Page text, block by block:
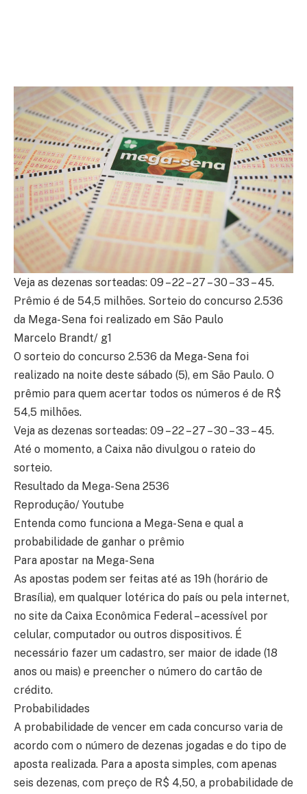
Veja as dezenas sorteadas: 09 – 22 – 27 – 30 – 33 – 45.
Prêmio é de 54,5 milhões. Sorteio do concurso 2.536
da Mega-Sena foi realizado em São Paulo
Marcelo Brandt/ g1
O sorteio do concurso 2.536 da Mega-Sena foi
realizado na noite deste sábado (5), em São Paulo. O
prêmio para quem acertar todos os números é de R$
54,5 milhões.
Veja as dezenas sorteadas: 09 – 22 – 27 – 30 – 33 – 45.
Até o momento, a Caixa não divulgou o rateio do
sorteio.
Resultado da Mega-Sena 2536
Reprodução/ Youtube
Entenda como funciona a Mega-Sena e qual a
probabilidade de ganhar o prêmio
Para apostar na Mega-Sena
As apostas podem ser feitas até as 19h (horário de
Brasília), em qualquer lotérica do país ou pela internet,
no site da Caixa Econômica Federal – acessível por
celular, computador ou outros dispositivos. É
necessário fazer um cadastro, ser maior de idade (18
anos ou mais) e preencher o número do cartão de
crédito.
Probabilidades
A probabilidade de vencer em cada concurso varia de
acordo com o número de dezenas jogadas e do tipo de
aposta realizada. Para a aposta simples, com apenas
seis dezenas, com preço de R$ 4,50, a probabilidade de